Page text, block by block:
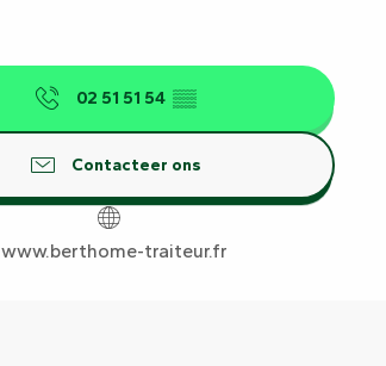
02 51 51 54 ▒▒
Contacteer ons
www.berthome-traiteur.fr